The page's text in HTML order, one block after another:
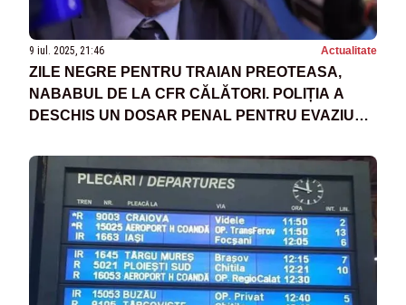
9 iul. 2025, 21:46 Actualitate
ZILE NEGRE PENTRU TRAIAN PREOTEASA,
NABABUL DE LA CFR CĂLĂTORI. POLIȚIA A
DESCHIS UN DOSAR PENAL PENTRU EVAZIUNE